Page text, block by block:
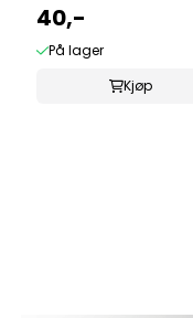
40,-
På lager
Kjøp